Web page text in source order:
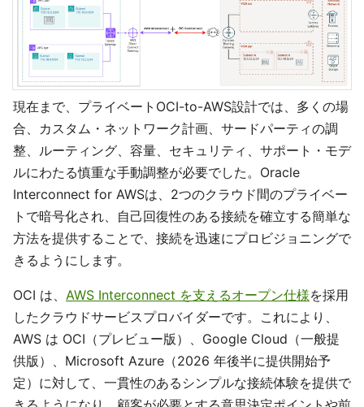
現在まで、プライベートOCI-to-AWS設計では、多くの場
合、カスタム・ネットワーク計画、サードパーティの調
整、ルーティング、容量、セキュリティ、サポート・モデ
ルにわたる慎重な手動調整が必要でした。Oracle
Interconnect for AWSは、2つのクラウド間のプライベー
トで暗号化され、自己回復性のある接続を確立する簡単な
方法を提供することで、接続を迅速にプロビジョニングで
きるようにします。
OCI は、 AWS Interconnect を支えるオープン仕様を採用
したクラウドサービスプロバイダーです。これにより、
AWS は OCI（プレビュー版）、Google Cloud（一般提
供版）、Microsoft Azure（2026 年後半に提供開始予
定）に対して、一貫性のあるシンプルな接続体験を提供で